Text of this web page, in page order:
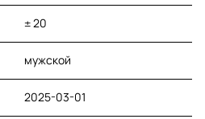
± 20
мужской
2025-03-01